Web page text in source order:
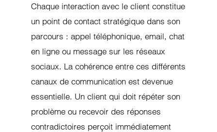
Chaque interaction avec le client constitue
un point de contact stratégique dans son
parcours : appel téléphonique, email, chat
en ligne ou message sur les réseaux
sociaux. La cohérence entre ces différents
canaux de communication est devenue
essentielle. Un client qui doit répéter son
problème ou recevoir des réponses
contradictoires perçoit immédiatement